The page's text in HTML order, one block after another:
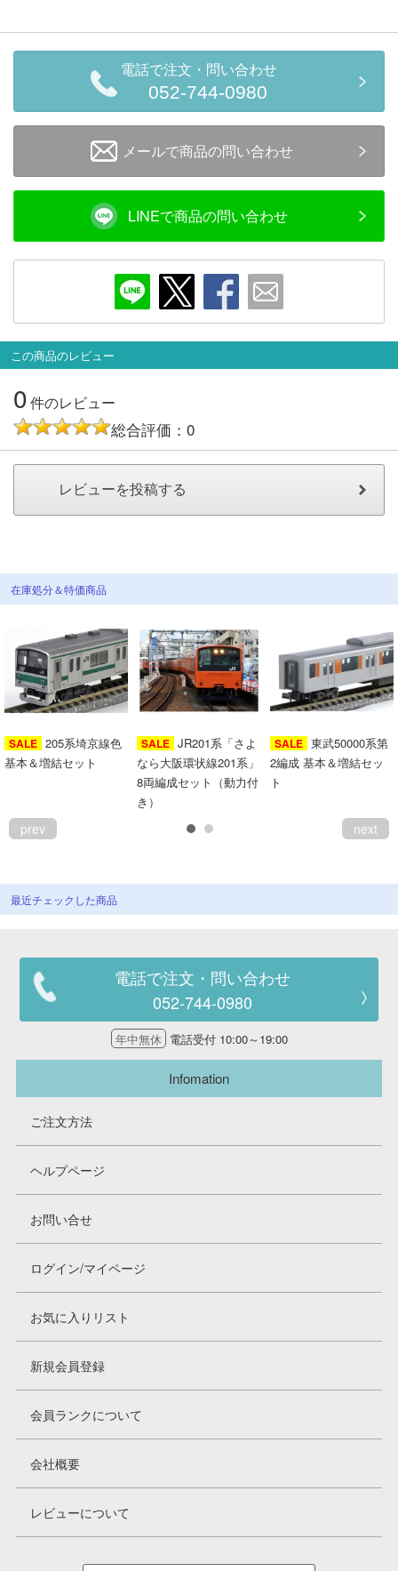
走行エリア別 鉄道模型車両リスト
北海道・東北 関東
九州・沖縄
Infomation
ご注文方法
お問い合せ
ログイン/マイページ
お気に入りリスト
新規会員登録
会員ランクについて
会社概要
レビューについて
電話で注文・問い合わせ
052-744-0980
メールで商品の問い合わせ
LINEで商品の問い合わせ
この商品のレビュー
0件のレビュー
総合評価：0
在庫処分＆特価商品
SALE 205系埼京線色
基本＆増結セット
SALE JR201系「さよ
なら大阪環状線201系」
8両編成セット（動力付
き）
SALE 東武50000系第
2編成 基本＆増結セッ
ト
prev next
最近チェックした商品
電話で注文・問い合わせ
052-744-0980
年中無休 電話受付 10:00～19:00
Infomation
ご注文方法
ヘルプページ
お問い合せ
ログイン/マイページ
お気に入りリスト
新規会員登録
会員ランクについて
会社概要
レビューについて